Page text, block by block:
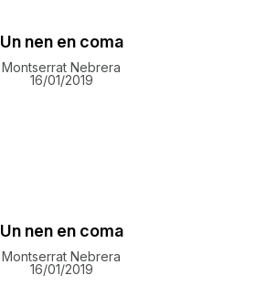
Un nen en coma
Montserrat Nebrera
16/01/2019
Un nen en coma
Montserrat Nebrera
16/01/2019